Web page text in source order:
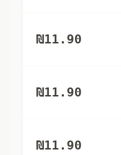
₪11.90
₪11.90
₪11.90